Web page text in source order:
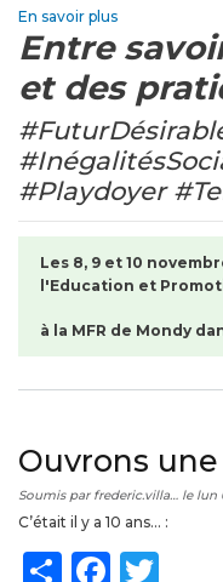
En savoir plus
2èmes
Rencontres
Régionales
de
l'Education
et
promotion
de
la
Entre
et des
#Playdoyer
Les 8, 9 et 10
l'Education et
à la MFR de Mondy
Ouvrons
Soumis par frederic.villa… le lun
C’était il y a 10 ans… :
Share